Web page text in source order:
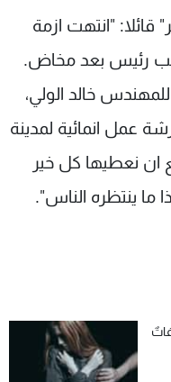
قائلا: "انتهت ازمة
رئيس بعد مخاض.
خالد الولي،
عمل انمائية لمدينة
ان نعطيها كل خير
ما ينتظره الناس".